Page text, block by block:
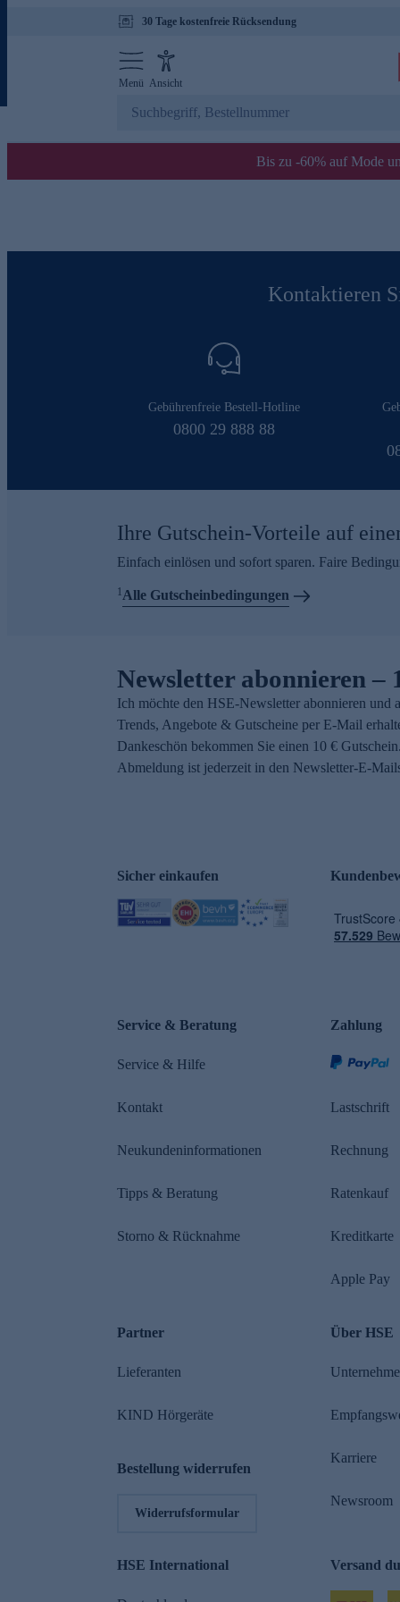
30 Tage kostenfreie Rücksendung
Menü Ansicht
Bis zu -60% auf Mode
Kontaktieren
Gebührenfreie Bestell-Hotline
0800 29 888 88
Ihre Gutschein-Vorteile auf
Einfach einlösen und sofort sparen. Faire
1Alle Gutscheinbedingungen
Newsletter abonnieren –
Ich möchte den HSE-Newsletter abonnieren und
Trends, Angebote & Gutscheine per E-Mail
Dankeschön bekommen Sie einen 10 €
Abmeldung ist jederzeit in den Newsletter-E-
Sicher einkaufen
Service & Beratung
Service & Hilfe
Kontakt
Neukundeninformationen
Tipps & Beratung
Storno & Rücknahme
Zahlung
Lastschrift
Rechnung
Ratenkauf
Kreditkarte
Apple Pay
Partner
Lieferanten
KIND Hörgeräte
Bestellung widerrufen
Widerrufsformular
Über HSE
Karriere
Newsroom
HSE International Versand